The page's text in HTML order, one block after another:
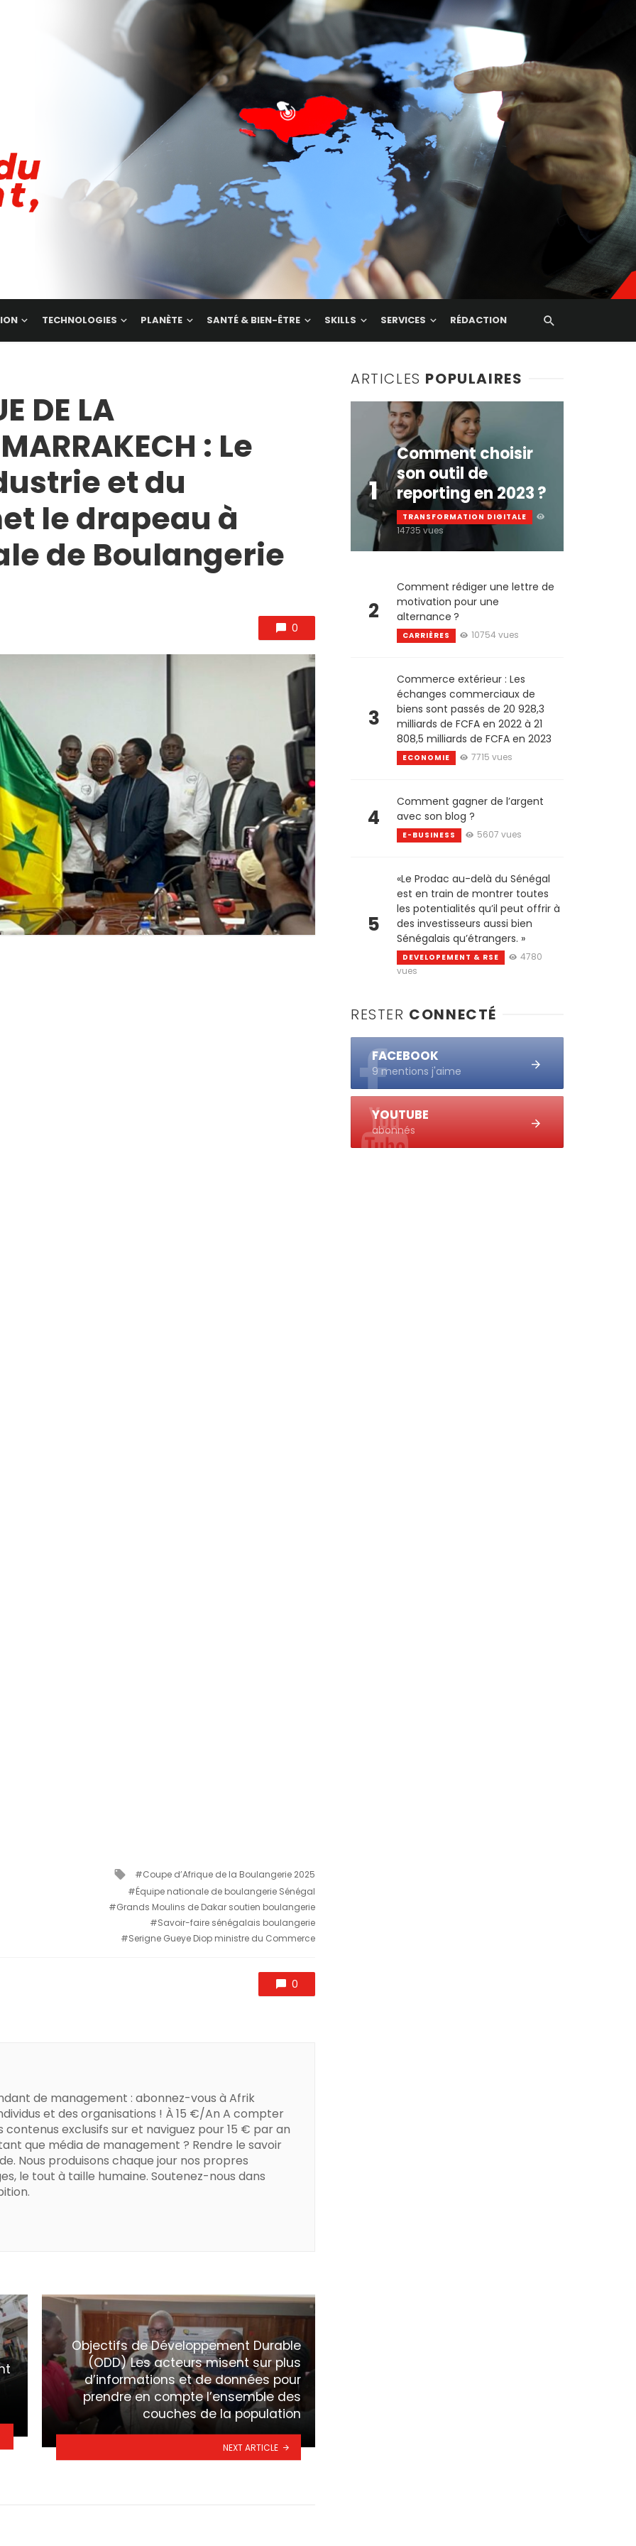
TECHNOLOGIES PLANÈTE SANTÉ & BIEN-ÊTRE SKILLS SERVICES RÉDACTION
DE LA
: Le
et du
le drapeau à
de Boulangerie
0
Tagged
with
Coupe d’Afrique de la Boulangerie 2025
Équipe nationale de boulangerie Sénégal
Grands Moulins de Dakar soutien boulangerie
Savoir-faire sénégalais boulangerie
Serigne Gueye Diop ministre du Commerce
0
de management : abonnez-vous à Afrik
et des organisations ! À 15 €/An A compter
exclusifs sur et naviguez pour 15 € par an
que média de management ? Rendre le savoir
Nous produisons chaque jour nos propres
le tout à taille humaine. Soutenez-nous dans
Objectifs de Développement Durable
(ODD) Les acteurs misent sur plus
d’informations et de données pour
prendre en compte l’ensemble des
couches de la population
NEXT ARTICLE
ARTICLES POPULAIRES
1
Comment choisir
son outil de
reporting en 2023 ?
TRANSFORMATION DIGITALE
14735 vues
2
Comment rédiger une lettre de
motivation pour une
alternance ?
CARRIÈRES 10754 vues
3
Commerce extérieur : Les
échanges commerciaux de
biens sont passés de 20 928,3
milliards de FCFA en 2022 à 21
808,5 milliards de FCFA en 2023
ECONOMIE 7715 vues
4
Comment gagner de l’argent
avec son blog ?
E-BUSINESS 5607 vues
5
«Le Prodac au-delà du Sénégal
est en train de montrer toutes
les potentialités qu’il peut offrir à
des investisseurs aussi bien
Sénégalais qu’étrangers. »
DEVELOPEMENT & RSE
4780
vues
RESTER CONNECTÉ
FACEBOOK
9 mentions j'aime
YOUTUBE
abonnés